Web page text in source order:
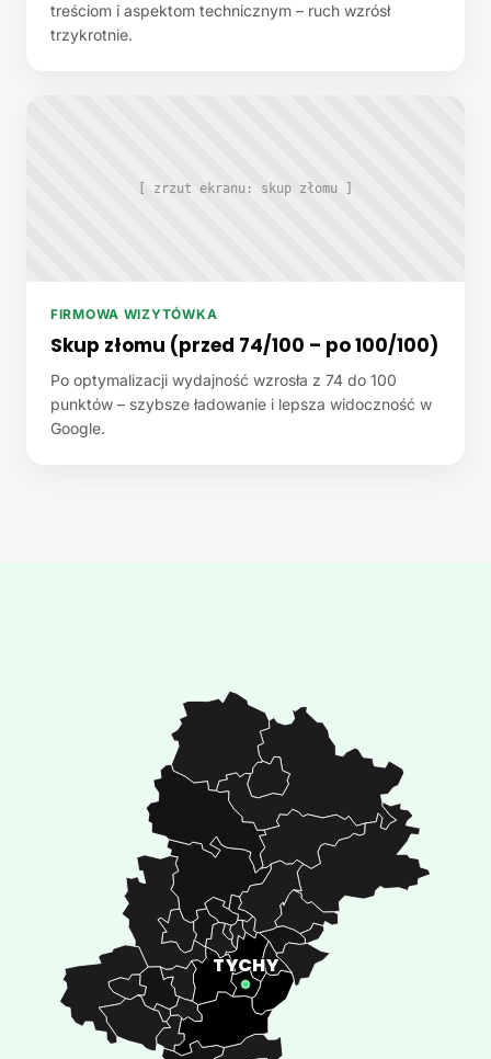
treściom i aspektom technicznym – ruch wzrósł
trzykrotnie.
[ zrzut ekranu: skup złomu ]
FIRMOWA WIZYTÓWKA
Skup złomu (przed 74/100 – po 100/100)
Po optymalizacji wydajność wzrosła z 74 do 100
punktów – szybsze ładowanie i lepsza widoczność w
Google.